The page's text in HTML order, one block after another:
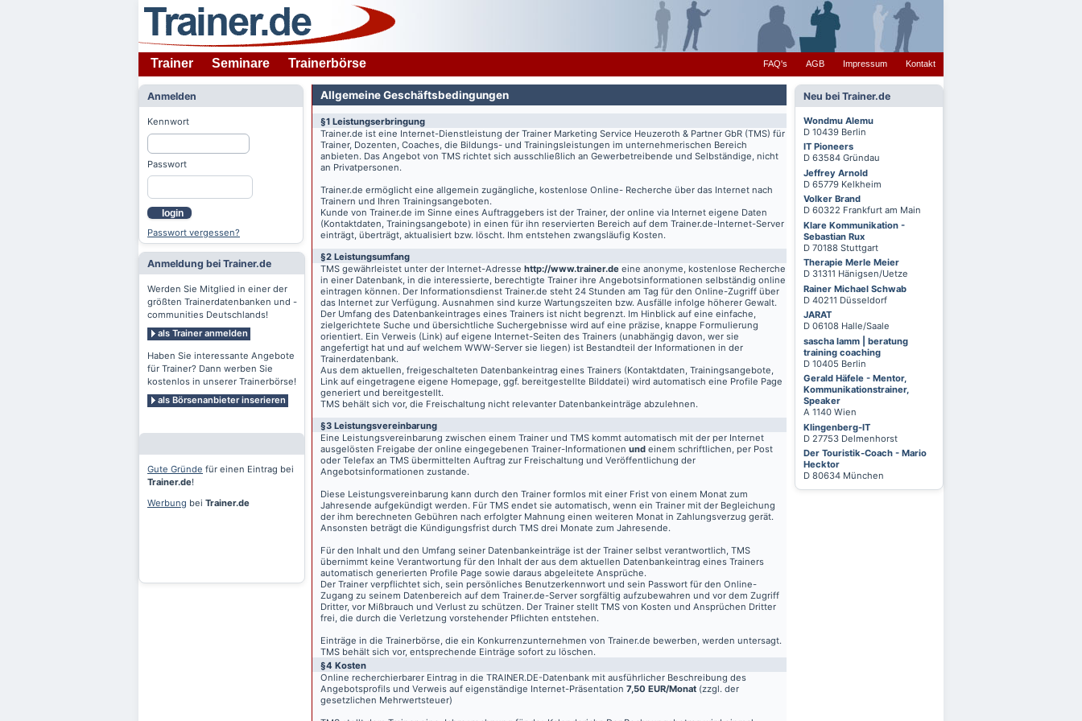
Trainer Seminare Trainerbörse FAQ's AGB Impressum Kontakt
Anmelden
Kennwort
Passwort
login
Passwort vergessen?
Anmeldung bei Trainer.de
Werden Sie Mitglied in einer der
größten Trainerdatenbanken und -
communities Deutschlands!
als Trainer anmelden
Haben Sie interessante Angebote
für Trainer? Dann werben Sie
kostenlos in unserer Trainerbörse!
als Börsenanbieter inserieren
Gute Gründe für einen Eintrag bei
Trainer.de!
Werbung bei Trainer.de
Neu bei Trainer.de
Wondmu Alemu
D 10439 Berlin
IT Pioneers
D 63584 Gründau
Jeffrey Arnold
D 65779 Kelkheim
Volker Brand
D 60322 Frankfurt am Main
Klare Kommunikation -
Sebastian Rux
D 70188 Stuttgart
Therapie Merle Meier
D 31311 Hänigsen/Uetze
Rainer Michael Schwab
D 40211 Düsseldorf
JARAT
D 06108 Halle/Saale
sascha lamm | beratung
training coaching
D 10405 Berlin
Gerald Häfele - Mentor,
Kommunikationstrainer,
Speaker
A 1140 Wien
Klingenberg-IT
D 27753 Delmenhorst
Der Touristik-Coach - Mario
Hecktor
D 80634 München
Allgemeine Geschäftsbedingungen
§1 Leistungserbringung
Trainer.de ist eine Internet-Dienstleistung der Trainer Marketing Service Heuzeroth & Partner GbR (TMS) für
Trainer, Dozenten, Coaches, die Bildungs- und Trainingsleistungen im unternehmerischen Bereich
anbieten. Das Angebot von TMS richtet sich ausschließlich an Gewerbetreibende und Selbständige, nicht
an Privatpersonen.
Trainer.de ermöglicht eine allgemein zugängliche, kostenlose Online- Recherche über das Internet nach
Trainern und Ihren Trainingsangeboten.
Kunde von Trainer.de im Sinne eines Auftraggebers ist der Trainer, der online via Internet eigene Daten
(Kontaktdaten, Trainingsangebote) in einen für ihn reservierten Bereich auf dem Trainer.de-Internet-Server
einträgt, überträgt, aktualisiert bzw. löscht. Ihm entstehen zwangsläufig Kosten.
§2 Leistungsumfang
TMS gewährleistet unter der Internet-Adresse http://www.trainer.de eine anonyme, kostenlose Recherche
in einer Datenbank, in die interessierte, berechtigte Trainer ihre Angebotsinformationen selbständig online
eintragen können. Der Informationsdienst Trainer.de steht 24 Stunden am Tag für den Online-Zugriff über
das Internet zur Verfügung. Ausnahmen sind kurze Wartungszeiten bzw. Ausfälle infolge höherer Gewalt.
Der Umfang des Datenbankeintrages eines Trainers ist nicht begrenzt. Im Hinblick auf eine einfache,
zielgerichtete Suche und übersichtliche Suchergebnisse wird auf eine präzise, knappe Formulierung
orientiert. Ein Verweis (Link) auf eigene Internet-Seiten des Trainers (unabhängig davon, wer sie
angefertigt hat und auf welchem WWW-Server sie liegen) ist Bestandteil der Informationen in der
Trainerdatenbank.
Aus dem aktuellen, freigeschalteten Datenbankeintrag eines Trainers (Kontaktdaten, Trainingsangebote,
Link auf eingetragene eigene Homepage, ggf. bereitgestellte Bilddatei) wird automatisch eine Profile Page
generiert und bereitgestellt.
TMS behält sich vor, die Freischaltung nicht relevanter Datenbankeinträge abzulehnen.
§3 Leistungsvereinbarung
Eine Leistungsvereinbarung zwischen einem Trainer und TMS kommt automatisch mit der per Internet
ausgelösten Freigabe der online eingegebenen Trainer-Informationen und einem schriftlichen, per Post
oder Telefax an TMS übermittelten Auftrag zur Freischaltung und Veröffentlichung der
Angebotsinformationen zustande.
Diese Leistungsvereinbarung kann durch den Trainer formlos mit einer Frist von einem Monat zum
Jahresende aufgekündigt werden. Für TMS endet sie automatisch, wenn ein Trainer mit der Begleichung
der ihm berechneten Gebühren nach erfolgter Mahnung einen weiteren Monat in Zahlungsverzug gerät.
Ansonsten beträgt die Kündigungsfrist durch TMS drei Monate zum Jahresende.
Für den Inhalt und den Umfang seiner Datenbankeinträge ist der Trainer selbst verantwortlich, TMS
übernimmt keine Verantwortung für den Inhalt der aus dem aktuellen Datenbankeintrag eines Trainers
automatisch generierten Profile Page sowie daraus abgeleitete Ansprüche.
Der Trainer verpflichtet sich, sein persönliches Benutzerkennwort und sein Passwort für den Online-
Zugang zu seinem Datenbereich auf dem Trainer.de-Server sorgfältig aufzubewahren und vor dem Zugriff
Dritter, vor Mißbrauch und Verlust zu schützen. Der Trainer stellt TMS von Kosten und Ansprüchen Dritter
frei, die durch die Verletzung vorstehender Pflichten entstehen.
Einträge in die Trainerbörse, die ein Konkurrenzunternehmen von Trainer.de bewerben, werden untersagt.
TMS behält sich vor, entsprechende Einträge sofort zu löschen.
§4 Kosten
Online recherchierbarer Eintrag in die TRAINER.DE-Datenbank mit ausführlicher Beschreibung des
Angebotsprofils und Verweis auf eigenständige Internet-Präsentation 7,50 EUR/Monat (zzgl. der
gesetzlichen Mehrwertsteuer)